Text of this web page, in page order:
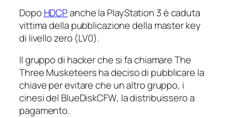
Dopo HDCPanche la PlayStation 3 è caduta
vittima della pubblicazione della master key
di livello zero (LV0).
Il gruppo di hacker che si fa chiamareThe
Three Musketeersha deciso di pubblicare la
chiave per evitare che un altro gruppo, i
cinesi del BlueDiskCFW, la distribuissero a
pagamento.